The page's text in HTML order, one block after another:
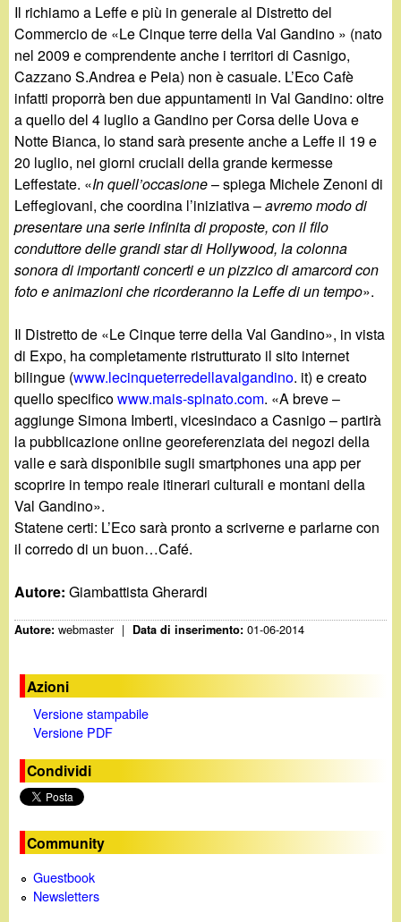
Il richiamo a Leffe e più in generale al Distretto del
Commercio de «Le Cinque terre della Val Gandino » (nato
nel 2009 e comprendente anche i territori di Casnigo,
Cazzano S.Andrea e Peia) non è casuale. L’Eco Cafè
infatti proporrà ben due appuntamenti in Val Gandino: oltre
a quello del 4 luglio a Gandino per Corsa delle Uova e
Notte Bianca, lo stand sarà presente anche a Leffe il 19 e
20 luglio, nei giorni cruciali della grande kermesse
Leffestate. «In quell’occasione– spiega Michele Zenoni di
Leffegiovani, che coordina l’iniziativa –avremo modo di
presentare una serie infinita di proposte, con il filo
conduttore delle grandi star di Hollywood, la colonna
sonora di importanti concerti e un pizzico di amarcord con
foto e animazioni che ricorderanno la Leffe di un tempo».
Il Distretto de «Le Cinque terre della Val Gandino», in vista
di Expo, ha completamente ristrutturato il sito internet
bilingue (www.lecinqueterredellavalgandino. it) e creato
quello specificowww.mais-spinato.com. «A breve –
aggiunge Simona Imberti, vicesindaco a Casnigo – partirà
la pubblicazione online georeferenziata dei negozi della
valle e sarà disponibile sugli smartphones una app per
scoprire in tempo reale itinerari culturali e montani della
Val Gandino».
Statene certi: L’Eco sarà pronto a scriverne e parlarne con
il corredo di un buon…Café.
Autore:Giambattista Gherardi
Autore:webmaster | Data di inserimento:01-06-2014
Azioni
Versione stampabile
Versione PDF
Condividi
Community
Guestbook
Newsletters